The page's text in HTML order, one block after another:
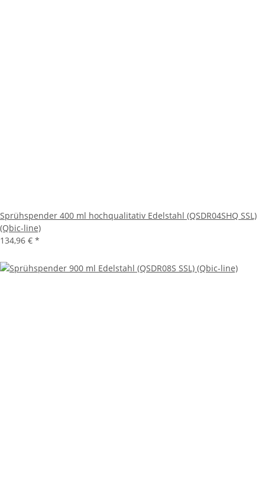
Sprühspender 400 ml hochqualitativ Edelstahl (QSDR04SHQ SSL)
(Qbic-line)
134,96 € *